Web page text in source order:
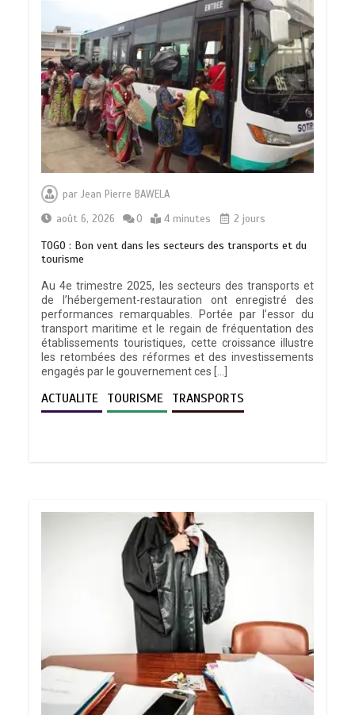
parJean Pierre BAWELA
août 6, 2026
0 4 minutes 2 jours
TOGO : Bon vent dans les secteurs des transports et du
tourisme
Au 4e trimestre 2025, les secteurs des transports et
de l’hébergement-restauration ont enregistré des
performances remarquables. Portée par l’essor du
transport maritime et le regain de fréquentation des
établissements touristiques, cette croissance illustre
les retombées des réformes et des investissements
engagés par le gouvernement ces […]
ACTUALITE TOURISME TRANSPORTS